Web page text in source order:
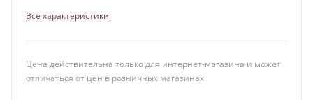
Все характеристики
Цена действительна только для интернет-магазина и может
отличаться от цен в розничных магазинах